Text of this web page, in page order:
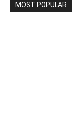
MOST POPULAR